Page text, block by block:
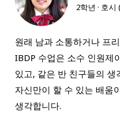
2학년 · 호
원래 남과 소통하거나 프
IBDP 수업은 소수 인원제
있고, 같은 반 친구들의 생
자신만이 할 수 있는 배움
생각합니다.